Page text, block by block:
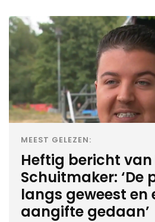
MEEST GELEZEN:
Heftig bericht
Schuitmaker: ‘De
langs geweest en
aangifte gedaan’